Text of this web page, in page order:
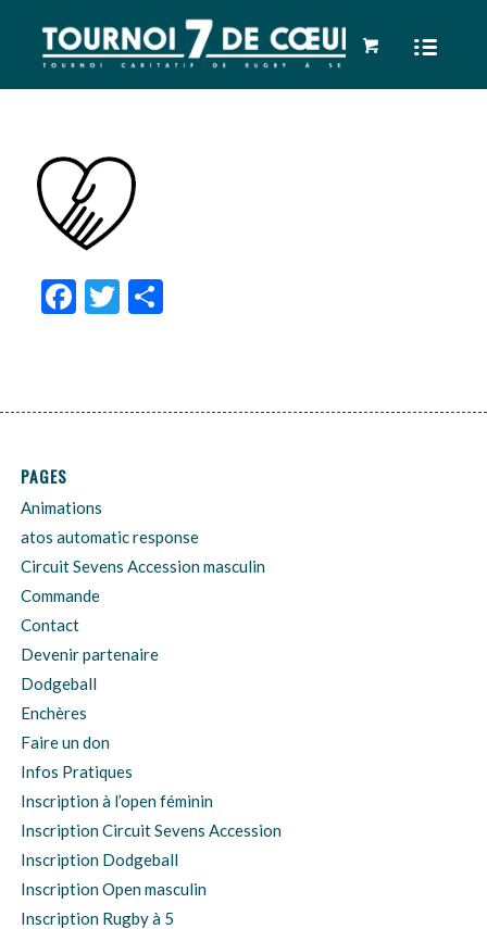
Facebook
Twitter
Partager
PAGES
Animations
atos automatic response
Circuit Sevens Accession masculin
Commande
Contact
Devenir partenaire
Dodgeball
Enchères
Faire un don
Infos Pratiques
Inscription à l’open féminin
Inscription Circuit Sevens Accession
Inscription Dodgeball
Inscription Open masculin
Inscription Rugby à 5